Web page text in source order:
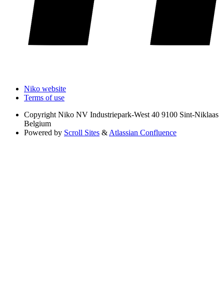
Niko website
Terms of use
Copyright Niko NV Industriepark-West 40 9100 Sint-Niklaas
Belgium
Powered by Scroll Sites & Atlassian Confluence